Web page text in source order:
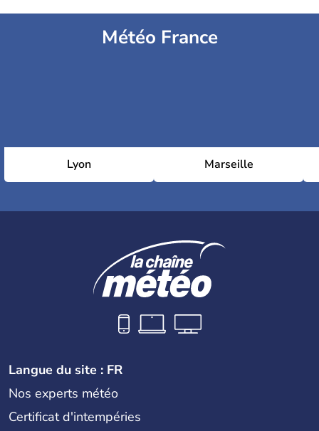
Météo France
Lyon Marseille
Langue du site : FR
Nos experts météo
Certificat d'intempéries